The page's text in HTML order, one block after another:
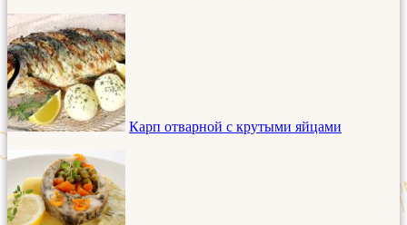
Карп отварной с крутыми яйцами